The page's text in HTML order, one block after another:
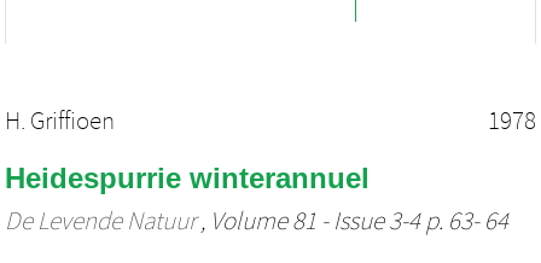
H. Griffioen 1978
Heidespurrie winterannuel
De Levende Natuur, Volume 81 - Issue 3-4 p. 63- 64